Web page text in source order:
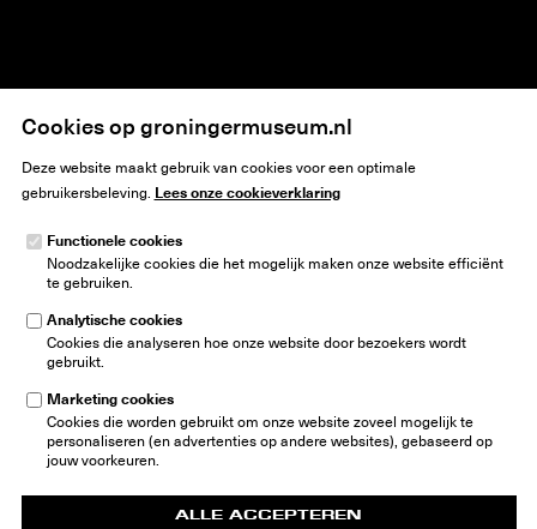
Cookies op groningermuseum.nl
Deze website maakt gebruik van cookies voor een optimale
gebruikersbeleving. Lees onze cookieverklaring
Functionele cookies
Noodzakelijke cookies die het mogelijk maken onze website efficiënt
te gebruiken.
Analytische cookies
Cookies die analyseren hoe onze website door bezoekers wordt
gebruikt.
Marketing cookies
Cookies die worden gebruikt om onze website zoveel mogelijk te
personaliseren (en advertenties op andere websites), gebaseerd op
jouw voorkeuren.
ALLE ACCEPTEREN
Groninger Museum
Nieuwsbrief